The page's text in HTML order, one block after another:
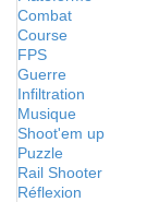
Combat
Course
FPS
Guerre
Infiltration
Musique
Shoot'em up
Puzzle
Rail Shooter
Réflexion